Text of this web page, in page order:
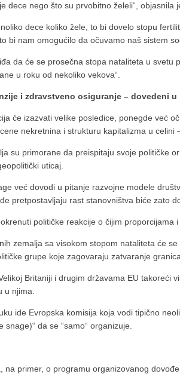
dece nego što su prvobitno želeli“, objasnila
dece koliko žele, to bi dovelo stopu
bi nam omogućilo da očuvamo naš sistem
da će se prosečna stopa nataliteta u svetu
u roku od nekoliko vekova“.
i zdravstveno osiguranje – dovedeni u
će izazvati velike posledice, ponegde već
nekretnina i strukturu kapitalizma u celini
su primorane da preispitaju svoje političke
uticaj.
već dovodi u pitanje razvojne modele
pretpostavljaju rast stanovništva biće zato
političke reakcije o čijim proporcijama
zemalja sa visokom stopom nataliteta će
grupe koje zagovaraju zatvaranje
Britaniji i drugim državama EU takoreći
u njima.
ide Evropska komisija koja vodi tipično
da se “samo“ organizuje.
na primer, o programu organizovanog